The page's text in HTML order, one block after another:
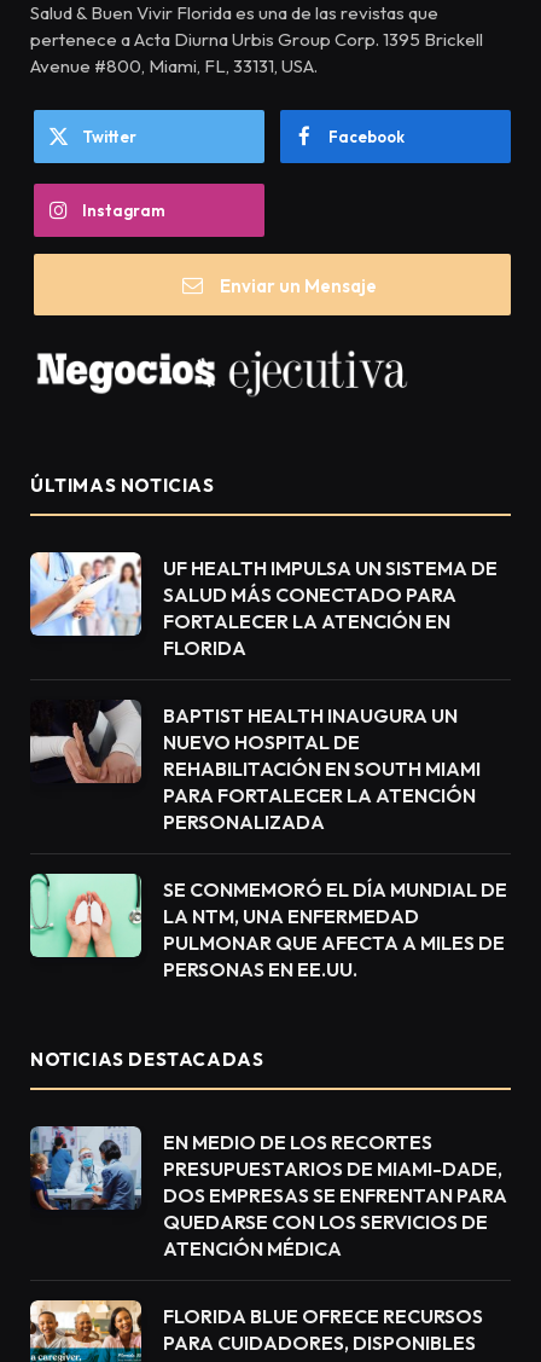
Salud & Buen Vivir Florida es una de las revistas que
pertenece a Acta Diurna Urbis Group Corp. 1395 Brickell
Avenue #800, Miami, FL, 33131, USA.
Twitter Facebook
Instagram
Enviar un Mensaje
ÚLTIMAS NOTICIAS
UF HEALTH IMPULSA UN SISTEMA DE
SALUD MÁS CONECTADO PARA
FORTALECER LA ATENCIÓN EN
FLORIDA
BAPTIST HEALTH INAUGURA UN
NUEVO HOSPITAL DE
REHABILITACIÓN EN SOUTH MIAMI
PARA FORTALECER LA ATENCIÓN
PERSONALIZADA
SE CONMEMORÓ EL DÍA MUNDIAL DE
LA NTM, UNA ENFERMEDAD
PULMONAR QUE AFECTA A MILES DE
PERSONAS EN EE.UU.
NOTICIAS DESTACADAS
EN MEDIO DE LOS RECORTES
PRESUPUESTARIOS DE MIAMI-DADE,
DOS EMPRESAS SE ENFRENTAN PARA
QUEDARSE CON LOS SERVICIOS DE
ATENCIÓN MÉDICA
FLORIDA BLUE OFRECE RECURSOS
PARA CUIDADORES, DISPONIBLES